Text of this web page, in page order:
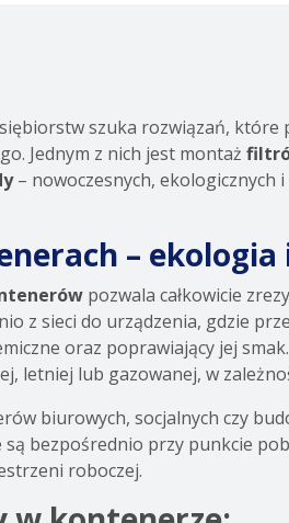
szuka rozwiązań,
Jednym z nich jest montaż
– nowoczesnych, ekologicznych
–
pozwala całkowicie
z sieci do urządzenia, gdzie
oraz poprawiający jej
letniej lub gazowanej, w
biurowych, socjalnych czy
bezpośrednio przy punkcie
roboczej.